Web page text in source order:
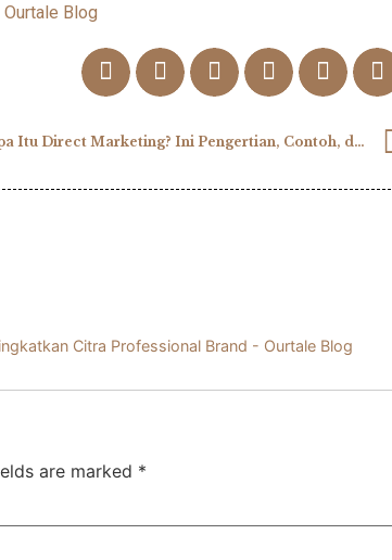
Blog
Apa Itu Direct Marketing? Ini Pengertian, Contoh, dan Tipsnya
Citra Professional Brand - Ourtale Blog
are marked *